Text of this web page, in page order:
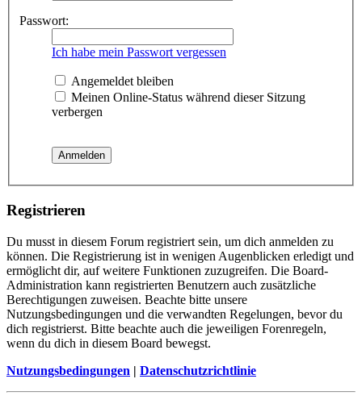
Passwort:
Ich habe mein Passwort vergessen
Angemeldet bleiben
Meinen Online-Status während dieser Sitzung
verbergen
Registrieren
Du musst in diesem Forum registriert sein, um dich anmelden zu
können. Die Registrierung ist in wenigen Augenblicken erledigt und
ermöglicht dir, auf weitere Funktionen zuzugreifen. Die Board-
Administration kann registrierten Benutzern auch zusätzliche
Berechtigungen zuweisen. Beachte bitte unsere
Nutzungsbedingungen und die verwandten Regelungen, bevor du
dich registrierst. Bitte beachte auch die jeweiligen Forenregeln,
wenn du dich in diesem Board bewegst.
Nutzungsbedingungen | Datenschutzrichtlinie